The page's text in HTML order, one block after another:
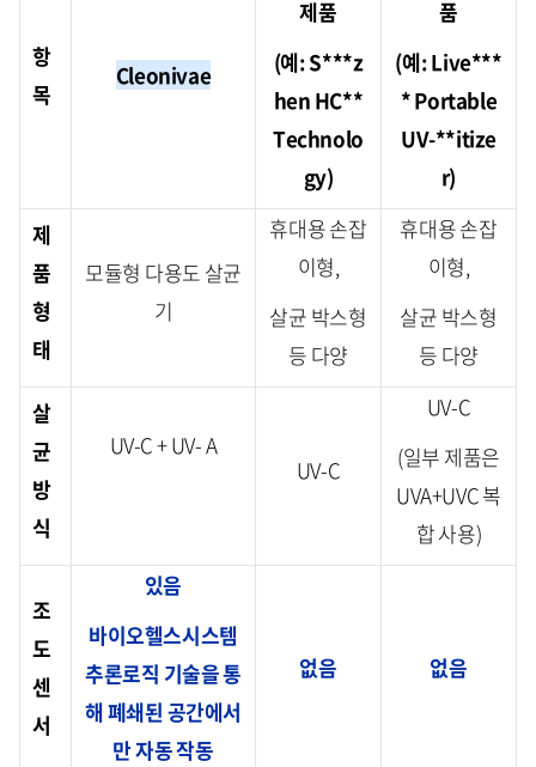
항
목
Cleonivae
제품
(예: S***z
hen HC**
Technolo
gy)
품
(예: Live***
* Portable
UV-**itize
r)
제
품
형
태
모듈형 다용도 살균
기
휴대용 손잡
이형,
살균 박스형
등 다양
휴대용 손잡
이형,
살균 박스형
등 다양
살
균
방
식
UV-C + UV- A
UV-C
UV-C
(일부 제품은
UVA+UVC 복
합 사용)
조
도
센
서
있음
바이오헬스시스템
추론로직 기술을 통
해 폐쇄된 공간에서
만 자동 작동
없음 없음